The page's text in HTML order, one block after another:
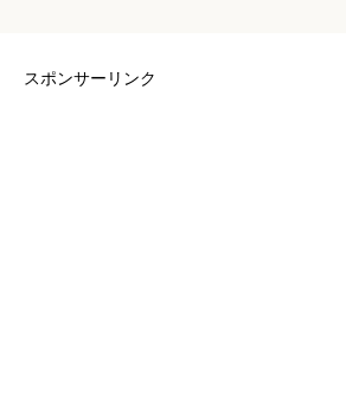
スポンサーリンク